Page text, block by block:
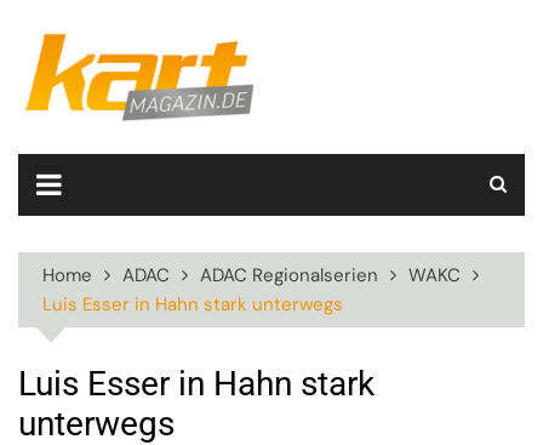
content
Home ADAC ADAC Regionalserien
WAKC
Luis Esser in Hahn stark unterwegs
Luis Esser in Hahn stark
unterwegs